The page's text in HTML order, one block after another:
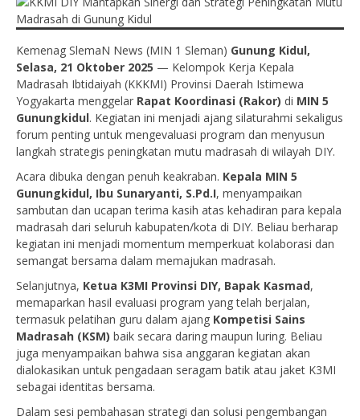
Kemenag SlemaN News (MIN 1 Sleman) Gunung Kidul,
Selasa, 21 Oktober 2025 — Kelompok Kerja Kepala
Madrasah Ibtidaiyah (KKKMI) Provinsi Daerah Istimewa
Yogyakarta menggelar Rapat Koordinasi (Rakor) di MIN 5
Gunungkidul. Kegiatan ini menjadi ajang silaturahmi sekaligus
forum penting untuk mengevaluasi program dan menyusun
langkah strategis peningkatan mutu madrasah di wilayah DIY.
Acara dibuka dengan penuh keakraban. Kepala MIN 5
Gunungkidul, Ibu Sunaryanti, S.Pd.I, menyampaikan
sambutan dan ucapan terima kasih atas kehadiran para kepala
madrasah dari seluruh kabupaten/kota di DIY. Beliau berharap
kegiatan ini menjadi momentum memperkuat kolaborasi dan
semangat bersama dalam memajukan madrasah.
Selanjutnya, Ketua K3MI Provinsi DIY, Bapak Kasmad,
memaparkan hasil evaluasi program yang telah berjalan,
termasuk pelatihan guru dalam ajang Kompetisi Sains
Madrasah (KSM) baik secara daring maupun luring. Beliau
juga menyampaikan bahwa sisa anggaran kegiatan akan
dialokasikan untuk pengadaan seragam batik atau jaket K3MI
sebagai identitas bersama.
Dalam sesi pembahasan strategi dan solusi pengembangan